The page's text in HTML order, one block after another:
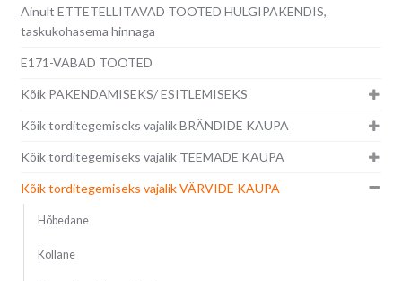
Ainult ETTETELLITAVAD TOOTED HULGIPAKENDIS,
taskukohasema hinnaga
E171-VABAD TOOTED
Kõik PAKENDAMISEKS/ ESITLEMISEKS
Kõik torditegemiseks vajalik BRÄNDIDE KAUPA
Kõik torditegemiseks vajalik TEEMADE KAUPA
Kõik torditegemiseks vajalik VÄRVIDE KAUPA
Hõbedane
Kollane